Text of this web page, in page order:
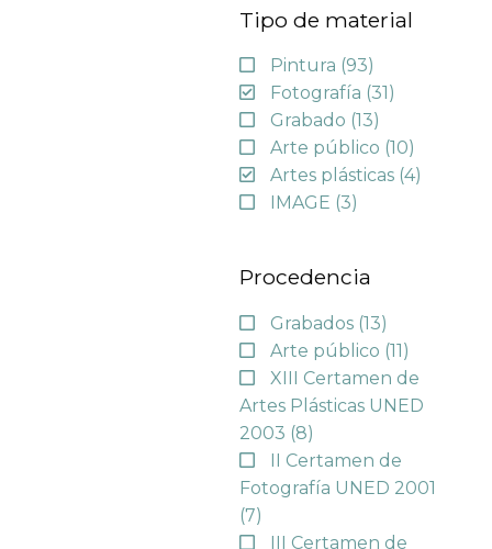
Tipo de material
Pintura (93)
Fotografía (31)
Grabado (13)
Arte público (10)
Artes plásticas (4)
IMAGE (3)
Procedencia
Grabados (13)
Arte público (11)
XIII Certamen de
Artes Plásticas UNED
2003 (8)
II Certamen de
Fotografía UNED 2001
(7)
III Certamen de